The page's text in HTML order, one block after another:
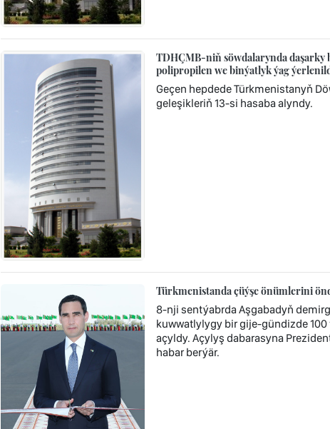
TDHÇMB-niň söwdalarynda daşarky
polipropilen we binýatlyk ýag
Geçen hepdede Türkmenistanyň
geleşikleriň 13-si hasaba alyndy.
Türkmenistanda çüýşe önümlerini
8-nji sentýabrda Aşgabadyň
kuwwatlylygy bir gije-gündizde
açyldy. Açylyş dabarasyna
habar berýär.